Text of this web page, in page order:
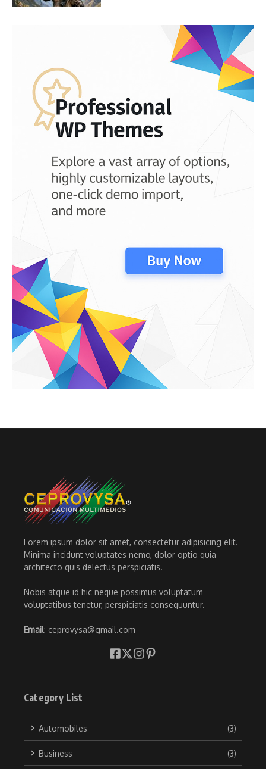
Lorem ipsum dolor sit amet, consectetur adipisicing elit.
Minima incidunt voluptates nemo, dolor optio quia
architecto quis delectus perspiciatis.
Nobis atque id hic neque possimus voluptatum
voluptatibus tenetur, perspiciatis consequuntur.
Email: ceprovysa@gmail.com
Category List
Automobiles (3)
Business (3)